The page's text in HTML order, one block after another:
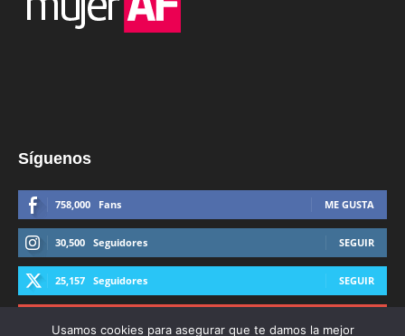
Síguenos
758,000 Fans ME GUSTA
30,500 Seguidores SEGUIR
25,157 Seguidores SEGUIR
Usamos cookies para asegurar que te damos la mejor